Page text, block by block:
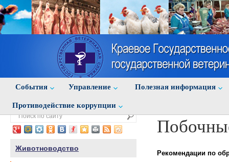
События Управление Полезная информация
Противодействие коррупции
Животноводство
Рекомендации по